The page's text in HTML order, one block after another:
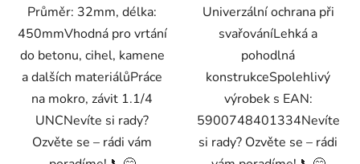
Průměr: 32mm, délka:
450mmVhodná pro vrtání
do betonu, cihel, kamene
a dalších materiálůPráce
na mokro, závit 1.1/4
UNCNevíte si rady?
Ozvěte se – rádi vám
Univerzální ochrana při
svařováníLehká a
pohodlná
konstrukceSpolehlivý
výrobek s EAN:
5900748401334Nevíte
si rady? Ozvěte se – rádi